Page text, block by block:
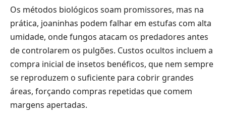
Os métodos biológicos soam promissores, mas na
prática, joaninhas podem falhar em estufas com alta
umidade, onde fungos atacam os predadores antes
de controlarem os pulgões. Custos ocultos incluem a
compra inicial de insetos benéficos, que nem sempre
se reproduzem o suficiente para cobrir grandes
áreas, forçando compras repetidas que comem
margens apertadas.